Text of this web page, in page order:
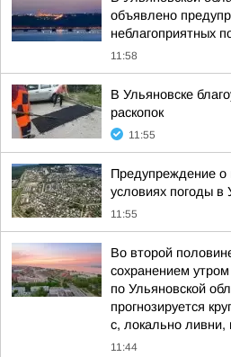
объявлено
неблагоприятных
11:58
В Ульяновске
раскопок
11:55
Предупреждение о
условиях погоды в
11:55
Во второй
сохранением
по Ульяновской
прогнозируется
с, локально ливни,
11:44